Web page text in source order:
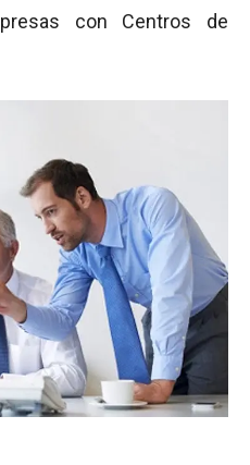
con Centros de